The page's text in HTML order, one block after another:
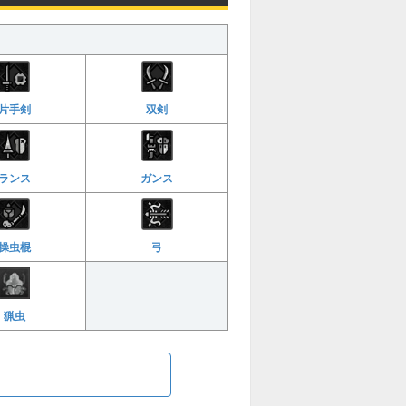
手剣 双剣
ンス ガンス
虫棍 弓
猟虫